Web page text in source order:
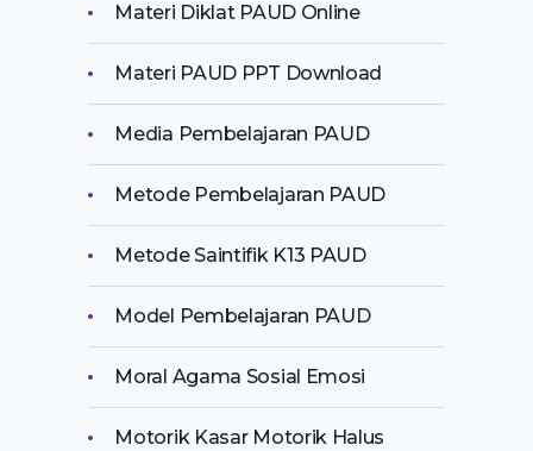
Materi Diklat PAUD Online
Materi PAUD PPT Download
Media Pembelajaran PAUD
Metode Pembelajaran PAUD
Metode Saintifik K13 PAUD
Model Pembelajaran PAUD
Moral Agama Sosial Emosi
Motorik Kasar Motorik Halus